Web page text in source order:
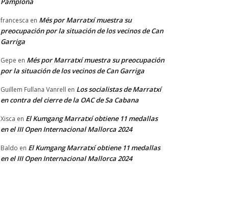
francesca en Més por Marratxí muestra su
preocupación por la situación de los vecinos de Can
Garriga
Gepe en Més por Marratxí muestra su preocupación
por la situación de los vecinos de Can Garriga
Guillem Fullana Vanrell en Los socialistas de Marratxí
en contra del cierre de la OAC de Sa Cabana
Xisca en El Kumgang Marratxí obtiene 11 medallas
en el III Open Internacional Mallorca 2024
Baldo en El Kumgang Marratxí obtiene 11 medallas
en el III Open Internacional Mallorca 2024